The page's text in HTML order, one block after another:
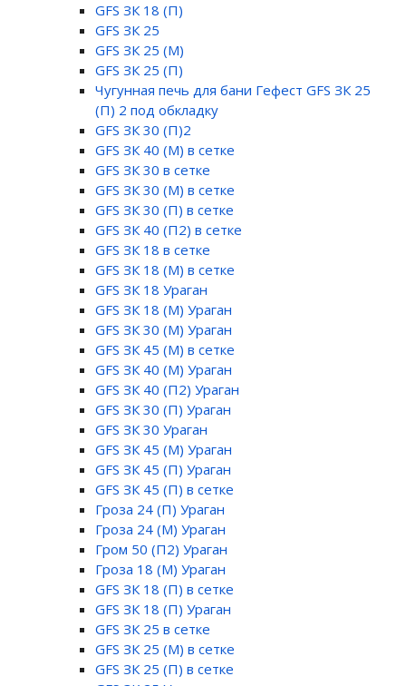
GFS ЗК 18 (П)
GFS ЗК 25
GFS ЗК 25 (М)
GFS ЗК 25 (П)
Чугунная печь для бани Гефест GFS ЗК 25
(П) 2 под обкладку
GFS ЗК 30 (П)2
GFS ЗК 40 (М) в сетке
GFS ЗК 30 в сетке
GFS ЗК 30 (М) в сетке
GFS ЗК 30 (П) в сетке
GFS ЗК 40 (П2) в сетке
GFS ЗК 18 в сетке
GFS ЗК 18 (М) в сетке
GFS ЗК 18 Ураган
GFS ЗК 18 (М) Ураган
GFS ЗК 30 (М) Ураган
GFS ЗК 45 (М) в сетке
GFS ЗК 40 (М) Ураган
GFS ЗК 40 (П2) Ураган
GFS ЗК 30 (П) Ураган
GFS ЗК 30 Ураган
GFS ЗК 45 (М) Ураган
GFS ЗК 45 (П) Ураган
GFS ЗК 45 (П) в сетке
Гроза 24 (П) Ураган
Гроза 24 (М) Ураган
Гром 50 (П2) Ураган
Гроза 18 (М) Ураган
GFS ЗК 18 (П) в сетке
GFS ЗК 18 (П) Ураган
GFS ЗК 25 в сетке
GFS ЗК 25 (М) в сетке
GFS ЗК 25 (П) в сетке